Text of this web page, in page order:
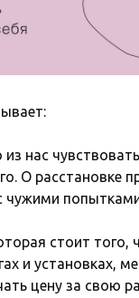
нас
О расстановке
чужими
стоит того,
и установках,
цену за свою